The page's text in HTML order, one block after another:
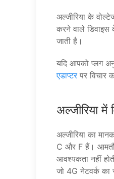
अल्जीरिया के
करने वाले डिवाइस
जाती है।
यदि आपको प्लग
एडाप्टर पर
अल्जीरिया
अल्जीरिया का
C और F हैं।
आवश्यकता नहीं
जो 4G नेटवर्क का